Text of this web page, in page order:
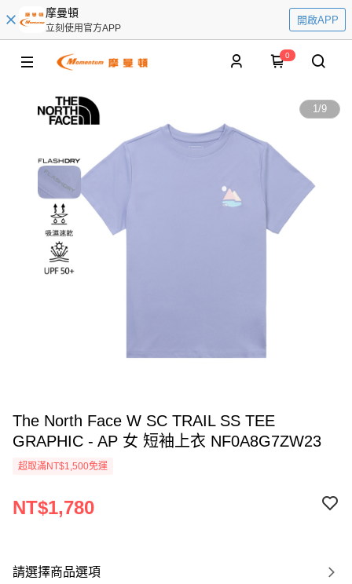
摩曼頓
立刻使用官方APP
開啟APP
0
1/9
The North Face W SC TRAIL SS TEE
GRAPHIC - AP 女 短袖上衣 NF0A8G7ZW23
超取滿NT$1,500免運
NT$1,780
請選擇商品選項